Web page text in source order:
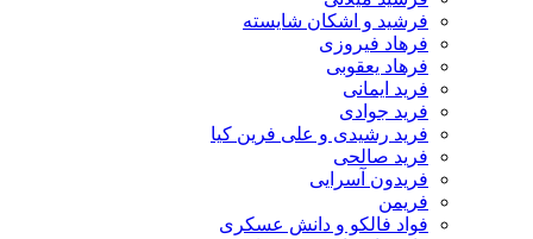
فرشید و اشکان شایسته
فرهاد فیروزی
فرهاد یعقوبی
فرید ایمانی
فرید جوادی
فرید رشیدی و علی فرین کیا
فرید صالحی
فریدون آسرایی
فریمن
فواد فالکو و دانش عسکری